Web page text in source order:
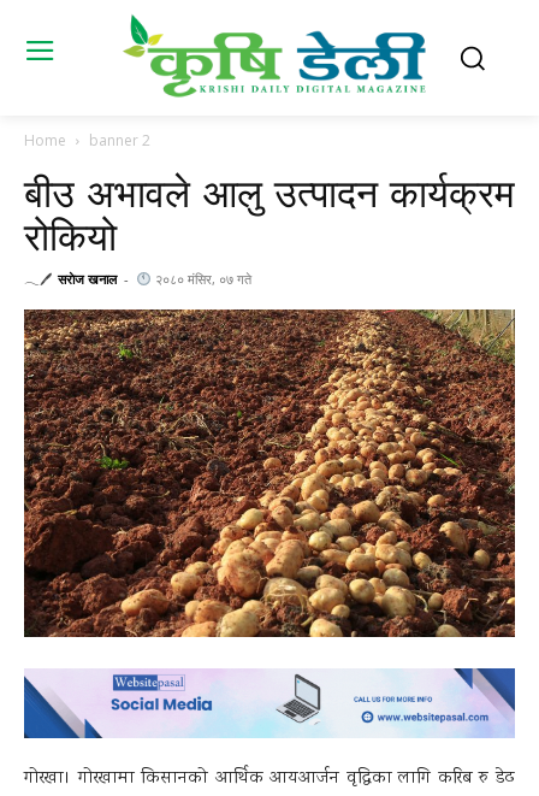
Home banner 2
बीउ अभावले आलु उत्पादन कार्यक्रम
रोकियो
𓂃🖊 सराेज खनाल - २०८० मंसिर, ०७ गते
गोरखा। गोरखामा किसानको आर्थिक आयआर्जन वृद्धिका लागि करिब रु डेढ